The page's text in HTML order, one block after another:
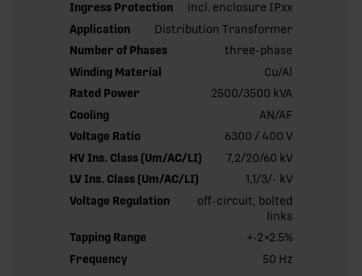
Ingress Protection
incl. enclosure IPxx
Application
Distribution Transformer
Number of Phases
three-phase
Winding Material
Cu/Al
Rated Power
2500/3500 kVA
Cooling
AN/AF
Voltage Ratio
6300 / 400 V
HV Ins. Class (Um/AC/LI)
7,2/20/60 kV
LV Ins. Class (Um/AC/LI)
1,1/3/- kV
Voltage Regulation
off-circuit, bolted
links
Tapping Range
+-2×2.5%
Frequency
50 Hz